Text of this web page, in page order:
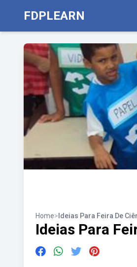
FDPLEARN
Home> Ideias Para Feira De
Ideias Para